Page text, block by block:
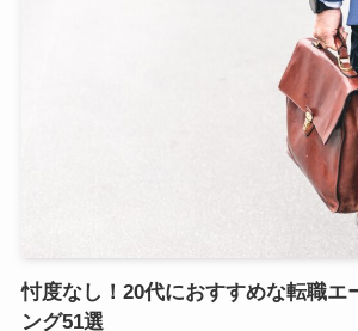
忖度なし！20代におすすめな転職エ
ング51選